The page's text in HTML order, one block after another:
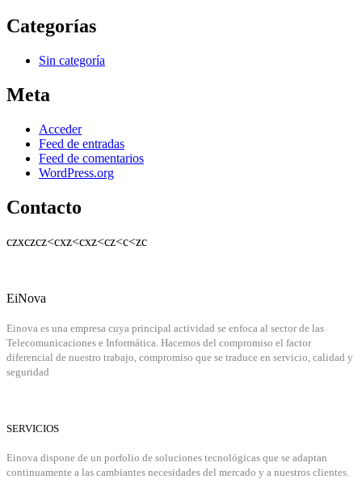
Categorías
Sin categoría
Meta
Acceder
Feed de entradas
Feed de comentarios
WordPress.org
Contacto
czxczcz<cxz<cxz<cz<c<zc
EiNova
Einova es una empresa cuya principal actividad se enfoca al sector de las
Telecomunicaciones e Informática. Hacemos del compromiso el factor
diferencial de nuestro trabajo, compromiso que se traduce en servicio, calidad y
seguridad
SERVICIOS
Einova dispone de un porfolio de soluciones tecnológicas que se adaptan
continuamente a las cambiantes necesidades del mercado y a nuestros clientes.